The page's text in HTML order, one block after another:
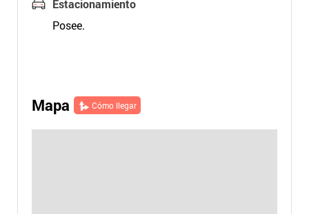
Estacionamiento
Posee.
Mapa Cómo llegar